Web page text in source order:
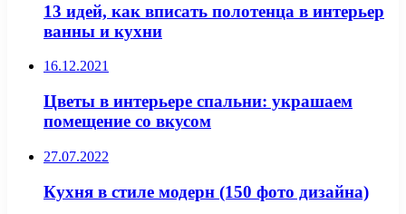
13 идей, как вписать полотенца в интерьер
ванны и кухни
16.12.2021
Цветы в интерьере спальни: украшаем
помещение со вкусом
27.07.2022
Кухня в стиле модерн (150 фото дизайна)